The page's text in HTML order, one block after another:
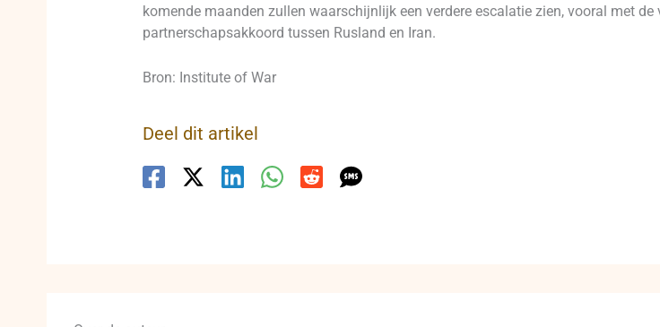
komende maanden zullen waarschijnlijk een verdere escalatie zien, vooral met
partnerschapsakkoord tussen Rusland en Iran.
Bron: Institute of War
Deel dit artikel